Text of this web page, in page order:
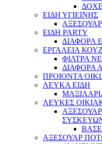
ΕΙΔΗ ΥΓΙΕΙΝΗΣ
ΕΙΔΗ PARTY
ΔΙΑΦΟΡΑ
ΕΡΓΑΛΕΙΑ
ΦΙΛΤΡΑ
ΔΙΑΦΟΡΑ
ΠΡΟΙΟΝΤΑ
ΛΕΥΚΑ ΕΙΔΗ
ΛΕΥΚΕΣ
ΑΞΕΣΟΥΑΡ